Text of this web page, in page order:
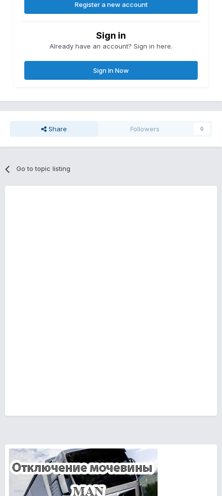
Register a new account
Sign in
Already have an account? Sign in here.
Sign In Now
Share Followers 0
Go to topic listing